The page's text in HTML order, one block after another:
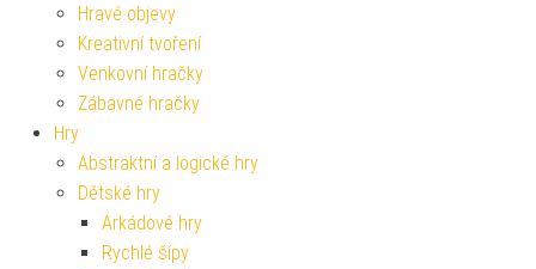
Hravé objevy
Kreativní tvoření
Venkovní hračky
Zábavné hračky
Hry
Abstraktní a logické hry
Dětské hry
Arkádové hry
Rychlé šípy